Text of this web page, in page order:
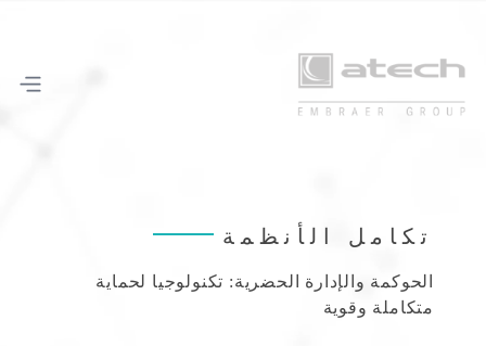
تكامل الأنظمة
الحوكمة والإدارة الحضرية: تكنولوجيا لحماية
متكاملة وقوية